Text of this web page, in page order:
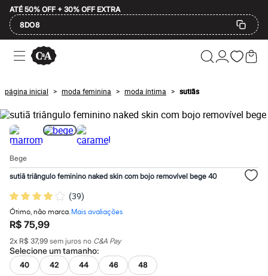
ATÉ 50% OFF + 30% OFF EXTRA
8DO8
Ofertas
Compre por Departamento
Masculino
Infantil
Calçados
Plus Size
2 calçados por R$189
2 peças por R$199
3 lingeries por R$99
3 itens de beleza por R$129
Até 20% off
Até 40% off
Até 60% off
A partir de 60% off
Feminino
Em alta
Inverno
Alfaiataria
Novidades
Roupas
página inicial > moda feminina > moda íntima > sutiãs
Bege
sutiã triângulo feminino naked skin com bojo removível bege 40
(39)
Ótimo, não marca.Mais avaliações
R$ 75,99
2x R$ 37,99 sem juros no C&A Pay
Selecione umtamanho:
40 42 44 46 48